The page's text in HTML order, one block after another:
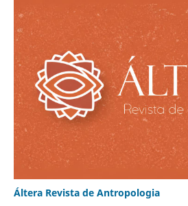
Áltera Revista de Antropologia